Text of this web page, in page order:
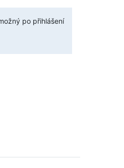
po přihlášení